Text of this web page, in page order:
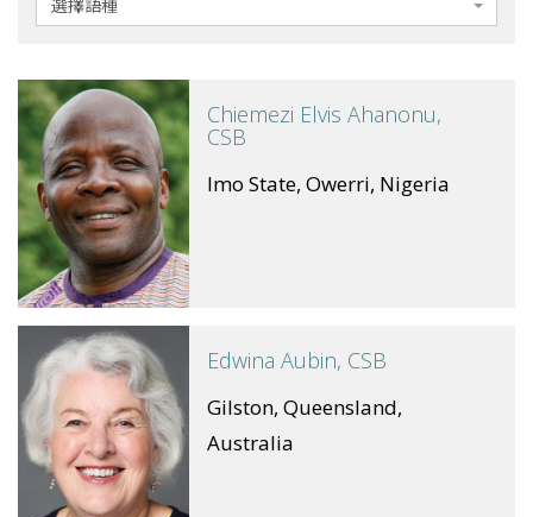
選擇語種
Chiemezi Elvis Ahanonu,
CSB
Imo State, Owerri, Nigeria
Edwina Aubin, CSB
Gilston, Queensland,
Australia